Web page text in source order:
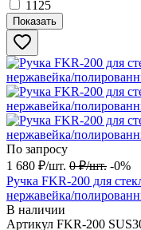
1125
Показать
По запросу
1 680 ₽/шт. 0 ₽/шт. -0%
Ручка FKR-200 для
нержавейка/
В наличии
Артикул FKR-200